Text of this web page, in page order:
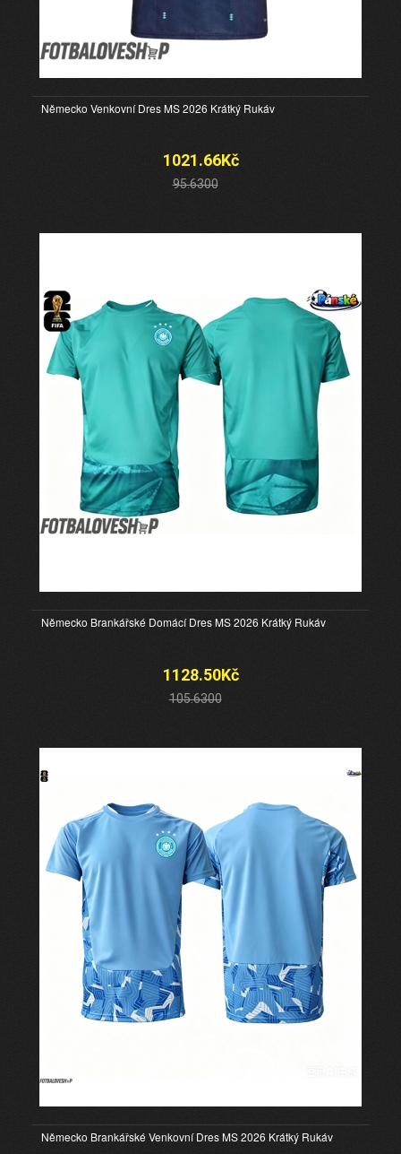
Německo Venkovní Dres MS 2026 Krátký Rukáv
1021.66Kč
95.6300
Německo Brankářské Domácí Dres MS 2026 Krátký Rukáv
1128.50Kč
105.6300
Německo Brankářské Venkovní Dres MS 2026 Krátký Rukáv